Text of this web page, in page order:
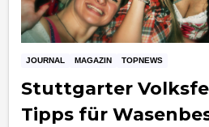
JOURNAL MAGAZIN TOPNEWS
Stuttgarter
Tipps für